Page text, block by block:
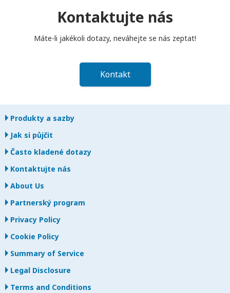
pronájmu. Pokud se s vrácením opozdíte, bude vám účtován
Kontaktujte nás
Máte-li jakékoli dotazy, neváhejte se nás zeptat!
Kontakt
Produkty a sazby
Jak si půjčit
Často kladené dotazy
Kontaktujte nás
About Us
Partnerský program
Privacy Policy
Cookie Policy
Summary of Service
Legal Disclosure
Terms and Conditions